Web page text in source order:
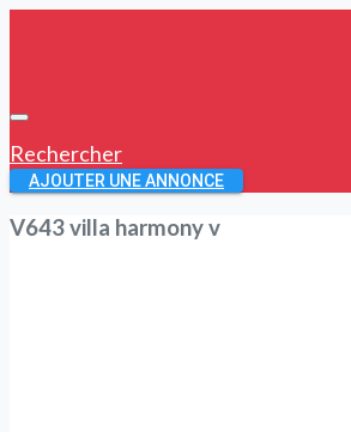
Rechercher
AJOUTER UNE ANNONCE
V643 villa harmony v